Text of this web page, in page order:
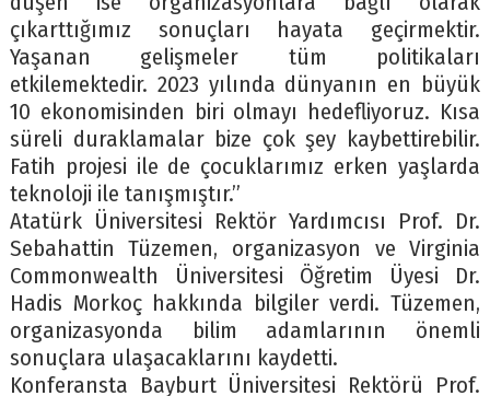
çıkarttığımız sonuçları hayata geçirmektir.
Yaşanan gelişmeler tüm politikaları
etkilemektedir. 2023 yılında dünyanın en büyük
10 ekonomisinden biri olmayı hedefliyoruz. Kısa
süreli duraklamalar bize çok şey kaybettirebilir.
Fatih projesi ile de çocuklarımız erken yaşlarda
teknoloji ile tanışmıştır.”
Atatürk Üniversitesi Rektör Yardımcısı Prof. Dr.
Sebahattin Tüzemen, organizasyon ve Virginia
Commonwealth Üniversitesi Öğretim Üyesi Dr.
Hadis Morkoç hakkında bilgiler verdi. Tüzemen,
organizasyonda bilim adamlarının önemli
sonuçlara ulaşacaklarını kaydetti.
Konferansta Bayburt Üniversitesi Rektörü Prof.